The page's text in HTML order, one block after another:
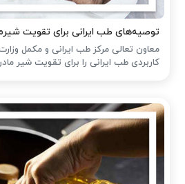
توصیه‌های طب ایرانی برای تقویت
معاون تعالی مرکز طب ایرانی و مکمل
کاربردی طب ایرانی را برای تقویت شیر